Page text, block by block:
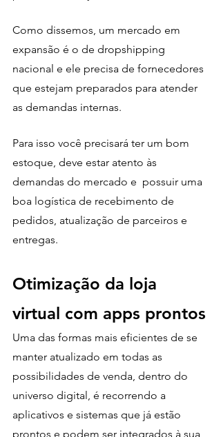
Como dissemos, um mercado em
expansão é o de dropshipping
nacional e ele precisa de fornecedores
que estejam preparados para atender
as demandas internas.
Para isso você precisará ter um bom
estoque, deve estar atento às
demandas do mercado e  possuir uma
boa logística de recebimento de
pedidos, atualização de parceiros e
entregas.
Otimização da loja
virtual com apps prontos
Uma das formas mais eficientes de se
manter atualizado em todas as
possibilidades de venda, dentro do
universo digital, é recorrendo a
aplicativos e sistemas que já estão
prontos e podem ser integrados à sua